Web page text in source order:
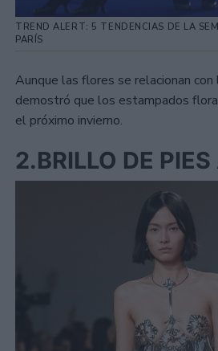
TREND ALERT: 5 TENDENCIAS DE LA
PARÍS
Aunque las flores se relacionan con
demostró que los estampados
el próximo invierno.
2.BRILLO DE